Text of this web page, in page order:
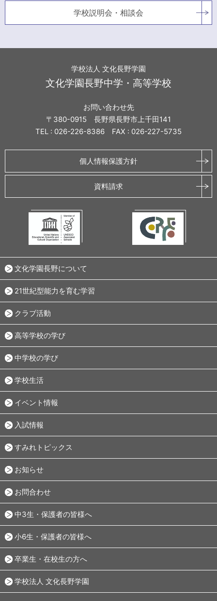
学校説明会・相談会
学校法人 文化長野学園
文化学園長野中学・高等学校
お問い合わせ先
〒380-0915 長野県長野市上千田141
TEL : 026-226-8386 FAX : 026-227-5735
個人情報保護方針
資料請求
文化学園長野について
21世紀型能力を育む学習
クラブ活動
高等学校の学び
中学校の学び
学校生活
イベント情報
入試情報
すみれトピックス
お知らせ
お問合わせ
中3生・保護者の皆様へ
小6生・保護者の皆様へ
卒業生・在校生の方へ
学校法人 文化長野学園